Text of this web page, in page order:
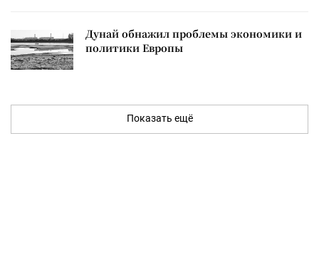
Дунай обнажил проблемы экономики и
политики Европы
Показать ещё